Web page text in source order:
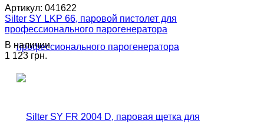
Артикул: 041622
Silter SY LKP 66, паровой пистолет для
профессионального парогенератора
В наличии
1 123 грн.